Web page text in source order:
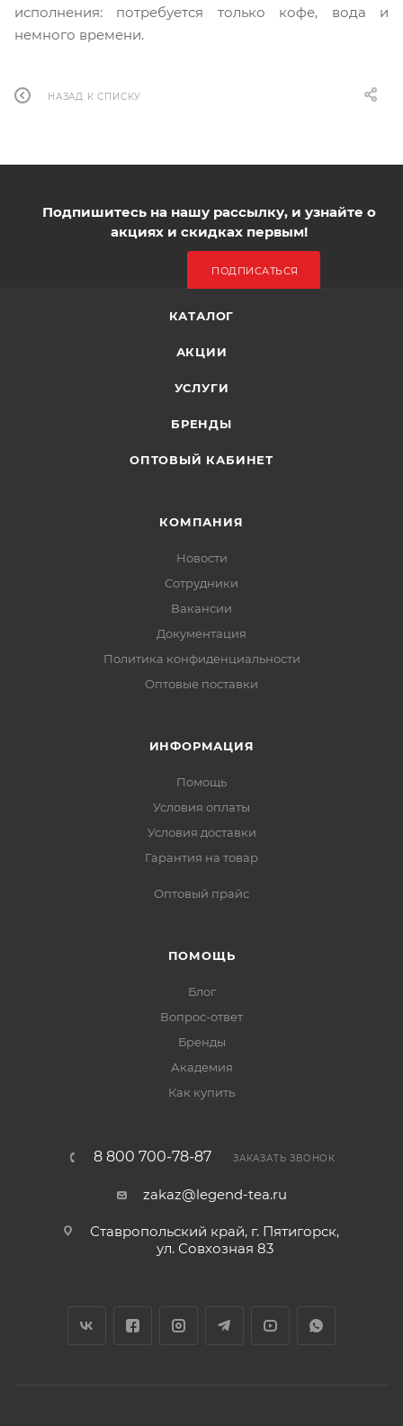
исполнения: потребуется только кофе, вода и
немного времени.
НАЗАД К СПИСКУ
Подпишитесь на нашу рассылку, и узнайте о
акциях и скидках первым!
ПОДПИСАТЬСЯ
КАТАЛОГ
АКЦИИ
УСЛУГИ
БРЕНДЫ
ОПТОВЫЙ КАБИНЕТ
КОМПАНИЯ
Новости
Сотрудники
Вакансии
Документация
Политика конфиденциальности
Оптовые поставки
ИНФОРМАЦИЯ
Помощь
Условия оплаты
Условия доставки
Гарантия на товар
Оптовый прайс
ПОМОЩЬ
Блог
Вопрос-ответ
Бренды
Академия
Как купить
8 800 700-78-87 ЗАКАЗАТЬ ЗВОНОК
zakaz@legend-tea.ru
Ставропольский край, г. Пятигорск,
ул. Совхозная 83